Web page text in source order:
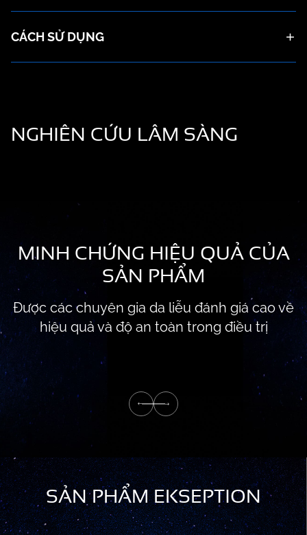
CÁCH SỬ DỤNG
NGHIÊN CỨU LÂM SÀNG
MINH CHỨNG HIỆU QUẢ CỦA
SẢN PHẨM
Được các chuyên gia da liễu đánh giá cao về
hiệu quả và độ an toàn trong điều trị
SẢN PHẨM EKSEPTION